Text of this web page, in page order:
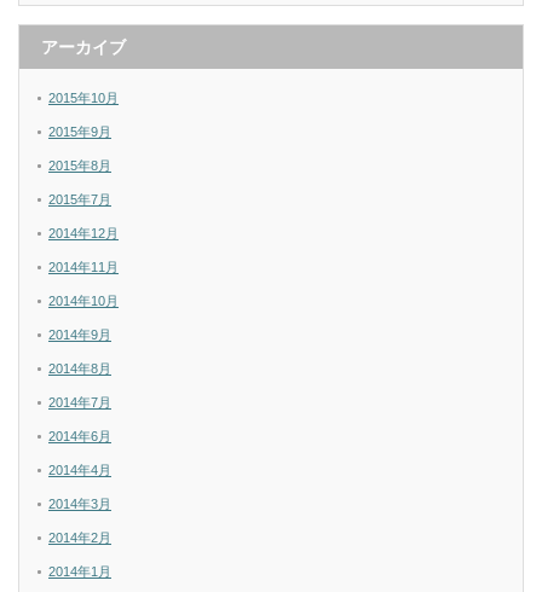
アーカイブ
2015年10月
2015年9月
2015年8月
2015年7月
2014年12月
2014年11月
2014年10月
2014年9月
2014年8月
2014年7月
2014年6月
2014年4月
2014年3月
2014年2月
2014年1月